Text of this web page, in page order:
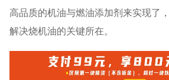
高品质的机油与燃油添加剂来实现了
解决烧机油的关键所在。